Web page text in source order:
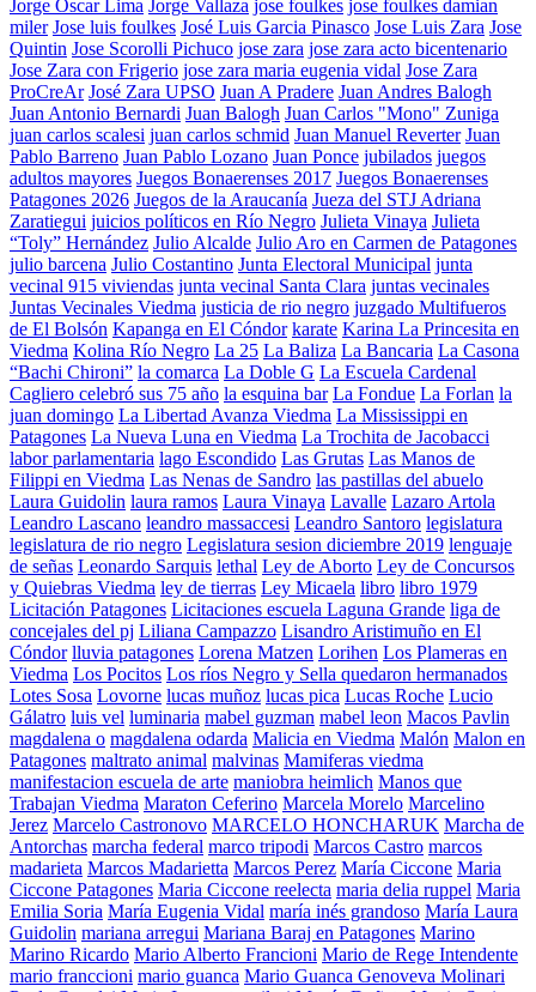
Jorge Oscar Lima Jorge Vallaza jose foulkes jose foulkes damian
miler Jose luis foulkes José Luis Garcia Pinasco Jose Luis Zara Jose
Quintin Jose Scorolli Pichuco jose zara jose zara acto bicentenario
Jose Zara con Frigerio jose zara maria eugenia vidal Jose Zara
ProCreAr José Zara UPSO Juan A Pradere Juan Andres Balogh
Juan Antonio Bernardi Juan Balogh Juan Carlos "Mono" Zuniga
juan carlos scalesi juan carlos schmid Juan Manuel Reverter Juan
Pablo Barreno Juan Pablo Lozano Juan Ponce jubilados juegos
adultos mayores Juegos Bonaerenses 2017 Juegos Bonaerenses
Patagones 2026 Juegos de la Araucanía Jueza del STJ Adriana
Zaratiegui juicios políticos en Río Negro Julieta Vinaya Julieta
“Toly” Hernández Julio Alcalde Julio Aro en Carmen de Patagones
julio barcena Julio Costantino Junta Electoral Municipal junta
vecinal 915 viviendas junta vecinal Santa Clara juntas vecinales
Juntas Vecinales Viedma justicia de rio negro juzgado Multifueros
de El Bolsón Kapanga en El Cóndor karate Karina La Princesita en
Viedma Kolina Río Negro La 25 La Baliza La Bancaria La Casona
“Bachi Chironi” la comarca La Doble G La Escuela Cardenal
Cagliero celebró sus 75 año la esquina bar La Fondue La Forlan la
juan domingo La Libertad Avanza Viedma La Mississippi en
Patagones La Nueva Luna en Viedma La Trochita de Jacobacci
labor parlamentaria lago Escondido Las Grutas Las Manos de
Filippi en Viedma Las Nenas de Sandro las pastillas del abuelo
Laura Guidolin laura ramos Laura Vinaya Lavalle Lazaro Artola
Leandro Lascano leandro massaccesi Leandro Santoro legislatura
legislatura de rio negro Legislatura sesion diciembre 2019 lenguaje
de señas Leonardo Sarquis lethal Ley de Aborto Ley de Concursos
y Quiebras Viedma ley de tierras Ley Micaela libro libro 1979
Licitación Patagones Licitaciones escuela Laguna Grande liga de
concejales del pj Liliana Campazzo Lisandro Aristimuño en El
Cóndor lluvia patagones Lorena Matzen Lorihen Los Plameras en
Viedma Los Pocitos Los ríos Negro y Sella quedaron hermanados
Lotes Sosa Lovorne lucas muñoz lucas pica Lucas Roche Lucio
Gálatro luis vel luminaria mabel guzman mabel leon Macos Pavlin
magdalena o magdalena odarda Malicia en Viedma Malón Malon en
Patagones maltrato animal malvinas Mamiferas viedma
manifestacion escuela de arte maniobra heimlich Manos que
Trabajan Viedma Maraton Ceferino Marcela Morelo Marcelino
Jerez Marcelo Castronovo MARCELO HONCHARUK Marcha de
Antorchas marcha federal marco tripodi Marcos Castro marcos
madarieta Marcos Madarietta Marcos Perez María Ciccone Maria
Ciccone Patagones Maria Ciccone reelecta maria delia ruppel Maria
Emilia Soria María Eugenia Vidal maría inés grandoso María Laura
Guidolin mariana arregui Mariana Baraj en Patagones Marino
Marino Ricardo Mario Alberto Francioni Mario de Rege Intendente
mario franccioni mario guanca Mario Guanca Genoveva Molinari